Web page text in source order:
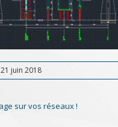
21 juin 2018
sur vos réseaux !